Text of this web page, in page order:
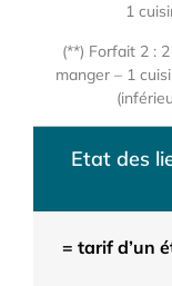
1
(**) Forfait 2 :
manger – 1
Etat des
= tarif d’un